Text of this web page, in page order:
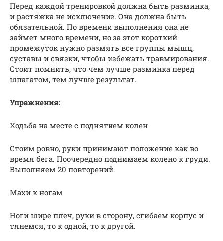
Перед каждой тренировкой должна быть разминка,
и растяжка не исключение. Она должна быть
обязательной. По времени выполнения она не
займет много времени, но за этот короткий
промежуток нужно размять все группы мышц,
суставы и связки, чтобы избежать травмирования.
Стоит помнить, что чем лучше разминка перед
шпагатом, тем лучше результат.
Упражнения:
Ходьба на месте с поднятием колен
Стоим ровно, руки принимают положение как во
время бега. Поочередно поднимаем колено к груди.
Выполняем 20 повторений.
Махи к ногам
Ноги шире плеч, руки в сторону, сгибаем корпус и
тянемся, то к одной, то к другой.